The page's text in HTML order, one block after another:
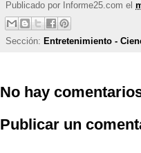
Publicado por Informe25.com el
Sección: Entretenimiento -
No hay
Publicar un